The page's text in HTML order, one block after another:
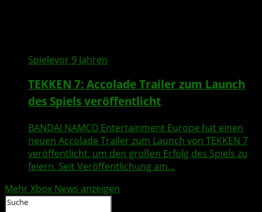
Spielevor 9 Jahren
TEKKEN 7: Accolade Trailer zum Launch
des Spiels veröffentlicht
BANDAI NAMCO Entertainment Europe hat einen
neuen Accolade Trailer zum Launch von TEKKEN 7
veröffentlicht, um den großen Erfolg des Spiels zu
feiern. Seit Veröffentlichung am...
Mehr Xbox News anzeigen